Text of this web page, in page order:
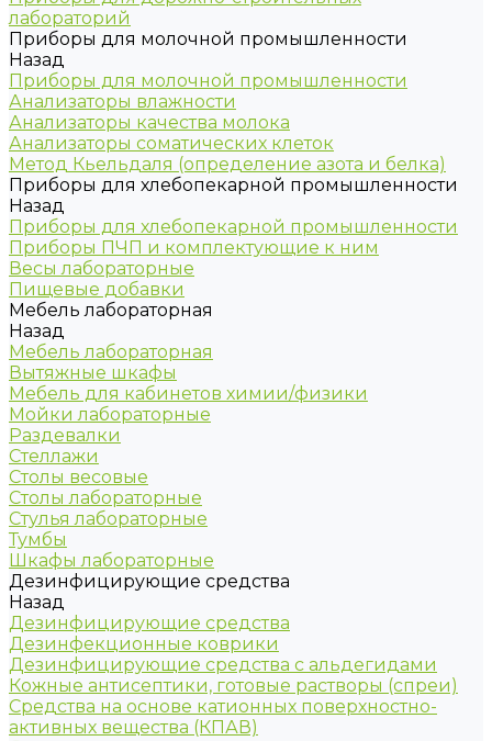
лабораторий
Приборы для молочной промышленности
Назад
Приборы для молочной промышленности
Анализаторы влажности
Анализаторы качества молока
Анализаторы соматических клеток
Метод Кьельдаля (определение азота и белка)
Приборы для хлебопекарной промышленности
Назад
Приборы для хлебопекарной промышленности
Приборы ПЧП и комплектующие к ним
Весы лабораторные
Пищевые добавки
Мебель лабораторная
Назад
Мебель лабораторная
Вытяжные шкафы
Мебель для кабинетов химии/физики
Мойки лабораторные
Раздевалки
Стеллажи
Столы весовые
Столы лабораторные
Стулья лабораторные
Тумбы
Шкафы лабораторные
Дезинфицирующие средства
Назад
Дезинфицирующие средства
Дезинфекционные коврики
Дезинфицирующие средства с альдегидами
Кожные антисептики, готовые растворы (спреи)
Средства на основе катионных поверхностно-
активных вещества (КПАВ)